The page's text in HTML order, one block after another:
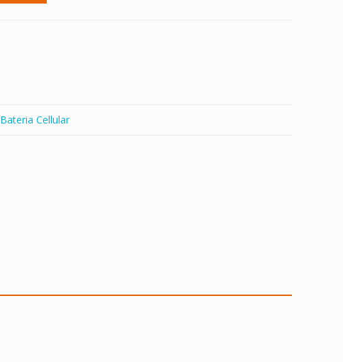
Bateria Cellular